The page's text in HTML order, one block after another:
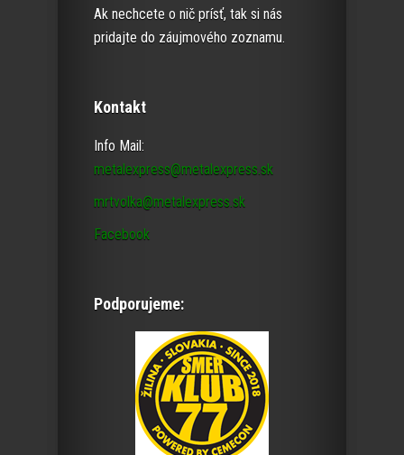
Ak nechcete o nič prísť, tak si nás
pridajte do záujmového zoznamu.
Kontakt
Info Mail:
metalexpress@metalexpress.sk
mrtvolka@metalexpress.sk
Facebook
Podporujeme: